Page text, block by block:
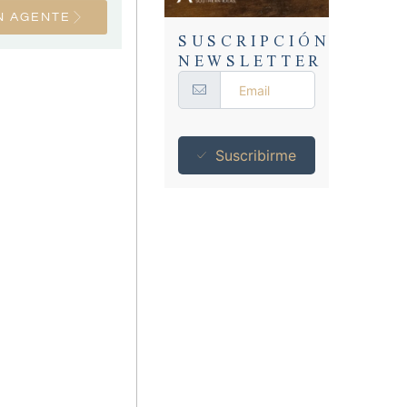
AGENTE
SUSCRIPCIÓN
NEWSLETTER
Suscribirme